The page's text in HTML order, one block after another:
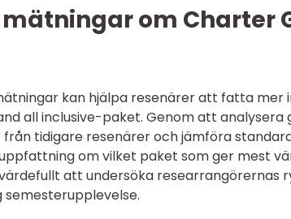
om Charter
kan hjälpa resenärer att fatta mer
all inclusive-paket. Genom att
tidigare resenärer och jämföra
om vilket paket som ger mest
att undersöka researrangörernas